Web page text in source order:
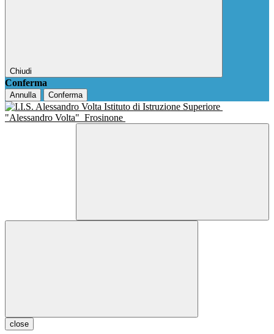
Chiudi
Conferma
Annulla Conferma
Istituto di Istruzione Superiore
"Alessandro Volta" Frosinone
close